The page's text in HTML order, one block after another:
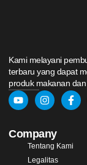
Kami melayani
terbaru yang dapat
produk makanan
Company
Tentang Kami
Legalitas